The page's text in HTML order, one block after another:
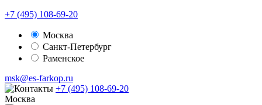
+7 (495) 108-69-20
Москва
Санкт-Петербург
Раменское
msk@es-farkop.ru
+7 (495) 108-69-20
Москва